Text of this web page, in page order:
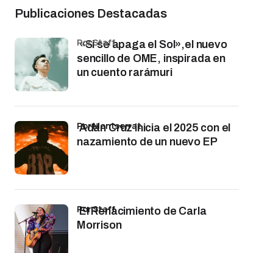
Publicaciones Destacadas
«Si se apaga el Sol»,el nuevo
sencillo de OME, inspirada en
un cuento rarámuri
por Staff
Adán Cruz inicia el 2025 con el
nazamiento de un nuevo EP
por Montserrat
El Renacimiento de Carla
Morrison
por Staff